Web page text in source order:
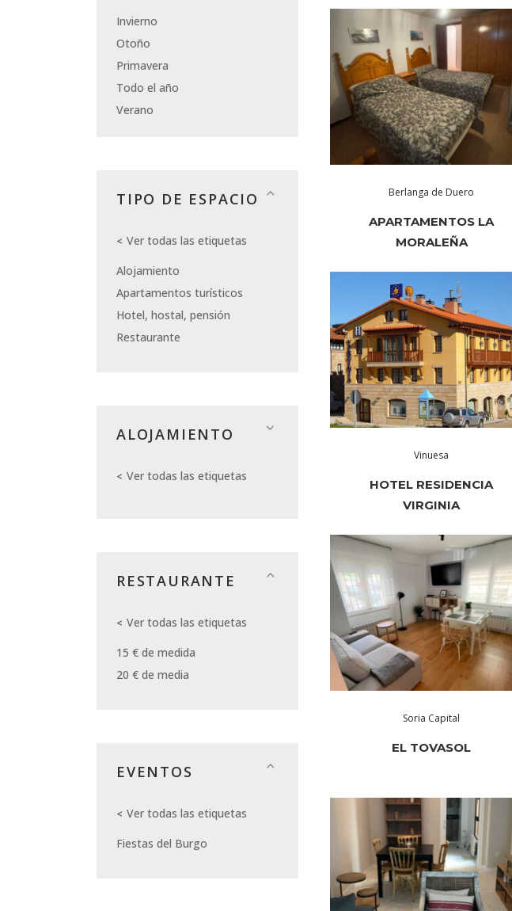
Invierno
Otoño
Primavera
Todo el año
Verano
TIPO DE ESPACIO
Ver todas las etiquetas
Alojamiento
Apartamentos turísticos
Hotel, hostal, pensión
Restaurante
ALOJAMIENTO
Ver todas las etiquetas
RESTAURANTE
Ver todas las etiquetas
15 € de medida
20 € de media
EVENTOS
Ver todas las etiquetas
Fiestas del Burgo
Berlanga de Duero
APARTAMENTOS LA
MORALEÑA
Vinuesa
HOTEL RESIDENCIA
VIRGINIA
Soria Capital
EL TOVASOL